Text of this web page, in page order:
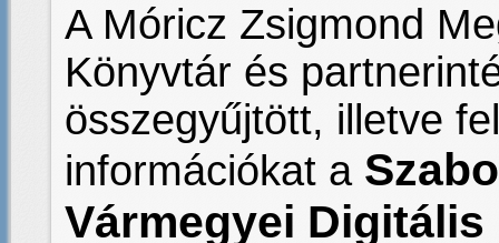
A Móricz Zsigmond
Könyvtár és
összegyűjtött, illetve
információkat a
Vármegyei